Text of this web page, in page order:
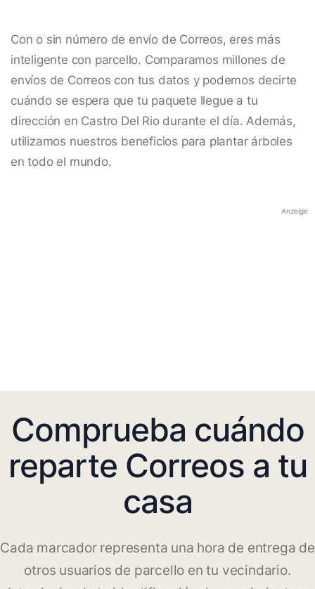
Con o sin número de envío de Correos, eres más
inteligente con parcello. Comparamos millones de
envíos de Correos con tus datos y podemos decirte
cuándo se espera que tu paquete llegue a tu
dirección en Castro Del Rio durante el día. Además,
utilizamos nuestros beneficios para plantar árboles
en todo el mundo.
Anzeige
Comprueba cuándo
reparte Correos a tu
casa
Cada marcador representa una hora de entrega de
otros usuarios de parcello en tu vecindario.